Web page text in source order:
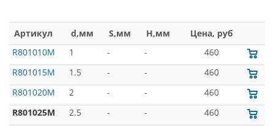
Артикул d,мм S,мм H,мм
Цена, руб
R801010M
1 - -
460
R801015M
1.5 - -
460
R801020M
2 - -
460
R801025M
2.5 - -
460